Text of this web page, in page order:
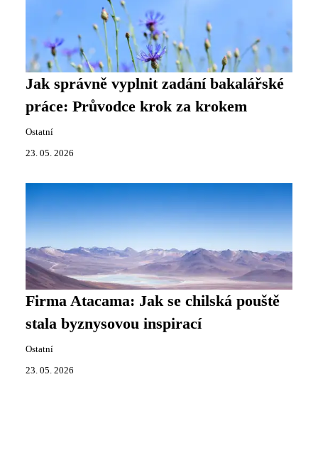
Jak správně vyplnit zadání bakalářské
práce: Průvodce krok za krokem
Ostatní
23. 05. 2026
Firma Atacama: Jak se chilská pouště
stala byznysovou inspirací
Ostatní
23. 05. 2026